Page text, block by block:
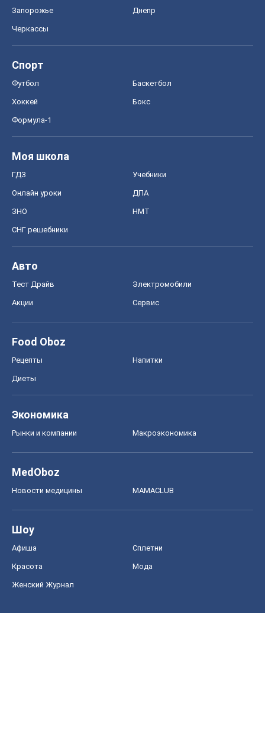
Запорожье Днепр
Черкассы
Спорт
Футбол Баскетбол
Хоккей Бокс
Формула-1
Моя школа
ГДЗ Учебники
Онлайн уроки ДПА
ЗНО НМТ
СНГ решебники
Авто
Тест Драйв Электромобили
Акции Сервис
Food Oboz
Рецепты Напитки
Диеты
Экономика
Рынки и компании Mакроэкономика
MedOboz
Новости медицины MAMACLUB
Шоу
Афиша Сплетни
Красота Мода
Женский Журнал